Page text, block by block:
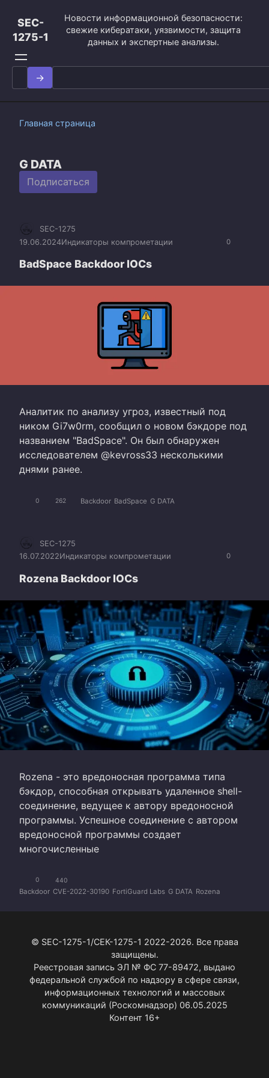
контенту
SEC-
1275-1
Новости информационной безопасности:
свежие кибератаки, уязвимости, защита
данных и экспертные анализы.
Search
for:
Главная страница
G DATA
Подписаться
0
SEC-1275
19.06.2024Индикаторы компрометации
BadSpace Backdoor IOCs
Аналитик по анализу угроз, известный под
ником Gi7w0rm, сообщил о новом бэкдоре под
названием "BadSpace". Он был обнаружен
исследователем @kevross33 несколькими
днями ранее.
0 262 Backdoor BadSpace G DATA
0
SEC-1275
16.07.2022Индикаторы компрометации
Rozena Backdoor IOCs
Rozena - это вредоносная программа типа
бэкдор, способная открывать удаленное shell-
соединение, ведущее к автору вредоносной
программы. Успешное соединение с автором
вредоносной программы создает
многочисленные
0 440
Backdoor CVE-2022-30190 FortiGuard Labs G DATA Rozena
© SEC-1275-1/СЕК-1275-1 2022-2026. Все права
защищены.
Реестровая запись ЭЛ № ФС 77-89472, выдано
федеральной службой по надзору в сфере связи,
информационных технологий и массовых
коммуникаций (Роскомнадзор) 06.05.2025
Контент 16+